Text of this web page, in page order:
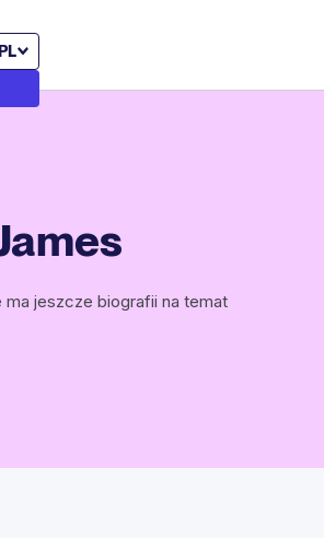
ma jeszcze biografii na temat